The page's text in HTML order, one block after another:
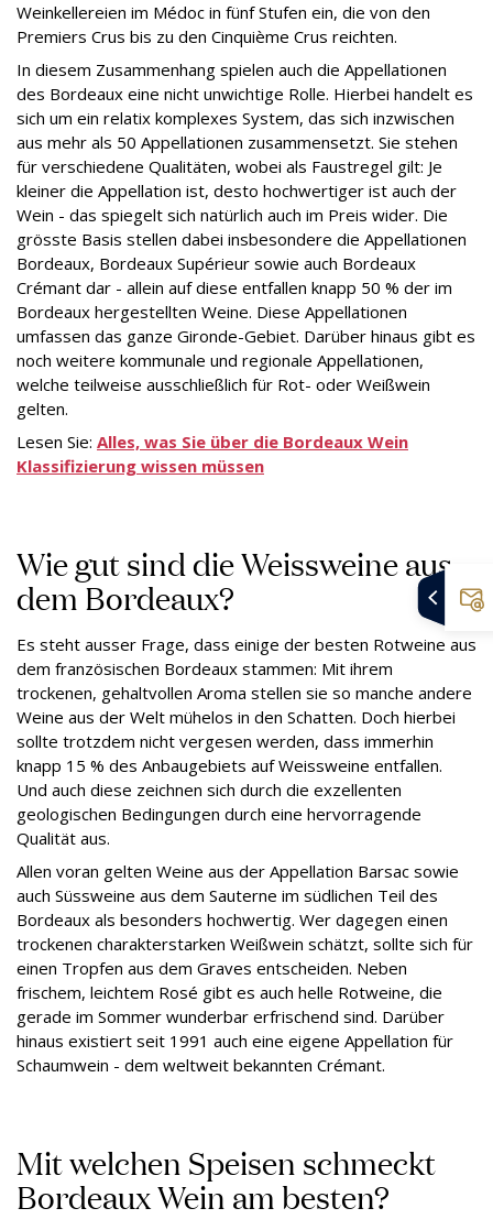
Weinkellereien im Médoc in fünf Stufen ein, die von den
Premiers Crus bis zu den Cinquième Crus reichten.
In diesem Zusammenhang spielen auch die Appellationen
des Bordeaux eine nicht unwichtige Rolle. Hierbei handelt es
sich um ein relatix komplexes System, das sich inzwischen
aus mehr als 50 Appellationen zusammensetzt. Sie stehen
für verschiedene Qualitäten, wobei als Faustregel gilt: Je
kleiner die Appellation ist, desto hochwertiger ist auch der
Wein - das spiegelt sich natürlich auch im Preis wider. Die
grösste Basis stellen dabei insbesondere die Appellationen
Bordeaux, Bordeaux Supérieur sowie auch Bordeaux
Crémant dar - allein auf diese entfallen knapp 50 % der im
Bordeaux hergestellten Weine. Diese Appellationen
umfassen das ganze Gironde-Gebiet. Darüber hinaus gibt es
noch weitere kommunale und regionale Appellationen,
welche teilweise ausschließlich für Rot- oder Weißwein
gelten.
Lesen Sie: Alles, was Sie über die Bordeaux Wein
Klassifizierung wissen müssen
Wie gut sind die Weissweine aus
dem Bordeaux?
Es steht ausser Frage, dass einige der besten Rotweine aus
dem französischen Bordeaux stammen: Mit ihrem
trockenen, gehaltvollen Aroma stellen sie so manche andere
Weine aus der Welt mühelos in den Schatten. Doch hierbei
sollte trotzdem nicht vergesen werden, dass immerhin
knapp 15 % des Anbaugebiets auf Weissweine entfallen.
Und auch diese zeichnen sich durch die exzellenten
geologischen Bedingungen durch eine hervorragende
Qualität aus.
Allen voran gelten Weine aus der Appellation Barsac sowie
auch Süssweine aus dem Sauterne im südlichen Teil des
Bordeaux als besonders hochwertig. Wer dagegen einen
trockenen charakterstarken Weißwein schätzt, sollte sich für
einen Tropfen aus dem Graves entscheiden. Neben
frischem, leichtem Rosé gibt es auch helle Rotweine, die
gerade im Sommer wunderbar erfrischend sind. Darüber
hinaus existiert seit 1991 auch eine eigene Appellation für
Schaumwein - dem weltweit bekannten Crémant.
Mit welchen Speisen schmeckt
Bordeaux Wein am besten?